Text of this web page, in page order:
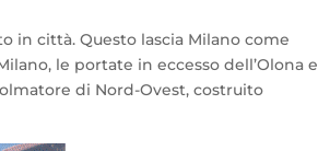
in città. Questo lascia Milano come
le portate in eccesso dell’Olona e
di Nord-Ovest, costruito